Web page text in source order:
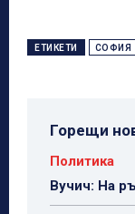
ЕТИКЕТИ СОФИЯ
Горещи
Политика
Вучич: На